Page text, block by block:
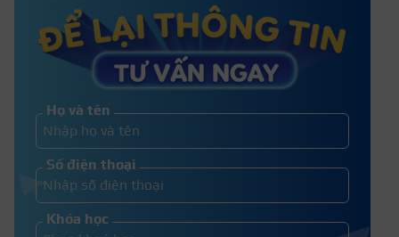
TOP 15+ Địa chỉ học cắt tóc tại
Hải Dương uy tín 2026
thuyết cắt tóc nữ
Họ và tên
Số điện thoại
Khóa học